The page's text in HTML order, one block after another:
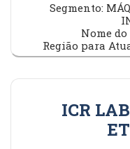
Segmento:
Nome
Região para
ICR